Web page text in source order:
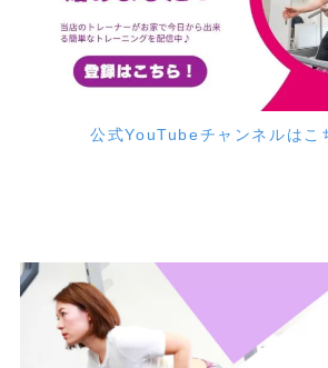
公式YouTubeチャンネルはこ